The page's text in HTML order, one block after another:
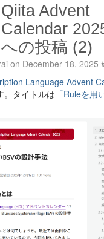
Qiita Advent
Calendar
への投稿 (2)
on December 18, 2025
Language Advent
。タイトルは 「Ruleを用